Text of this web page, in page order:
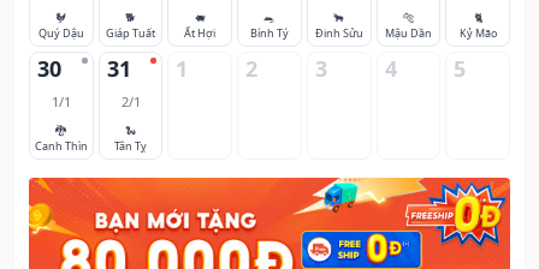
🐓
Quý Dậu
🐕
Giáp Tuất
🐖
Ất Hợi
🐀
Bính Tý
🐂
Đinh Sửu
🐅
Mậu Dần
🐈
Kỷ Mão
30
1/1
🐉
Canh Thìn
31
2/1
🐍
Tân Tỵ
1 2 3 4 5